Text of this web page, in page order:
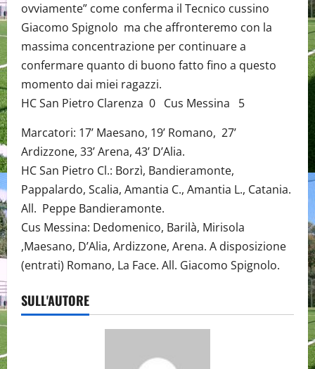
ovviamente” come conferma il Tecnico cussino
Giacomo Spignolo ma che affronteremo con la
massima concentrazione per continuare a
confermare quanto di buono fatto fino a questo
momento dai miei ragazzi.
HC San Pietro Clarenza 0 Cus Messina 5
Marcatori: 17’ Maesano, 19’ Romano, 27’
Ardizzone, 33’ Arena, 43’ D’Alia.
HC San Pietro Cl.: Borzì, Bandieramonte,
Pappalardo, Scalia, Amantia C., Amantia L., Catania.
All. Peppe Bandieramonte.
Cus Messina: Dedomenico, Barilà, Mirisola
,Maesano, D’Alia, Ardizzone, Arena. A disposizione
(entrati) Romano, La Face. All. Giacomo Spignolo.
SULL'AUTORE